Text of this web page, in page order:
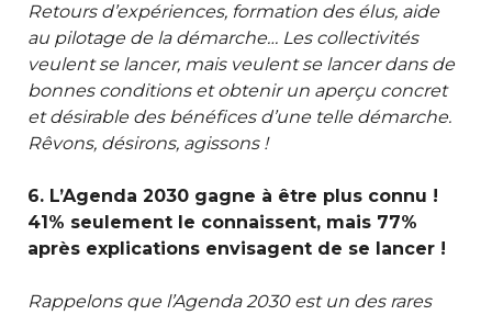
Retours d’expériences, formation des élus, aide
au pilotage de la démarche… Les collectivités
veulent se lancer, mais veulent se lancer dans de
bonnes conditions et obtenir un aperçu concret
et désirable des bénéfices d’une telle démarche.
Rêvons, désirons, agissons !
6. L’Agenda 2030 gagne à être plus connu !
41% seulement le connaissent, mais 77%
après explications envisagent de se lancer !
Rappelons que l’Agenda 2030 est un des rares